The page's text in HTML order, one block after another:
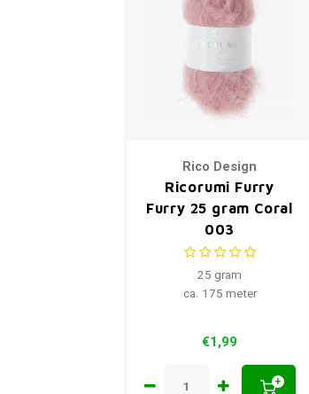
Rico Design
Ricorumi Furry
Furry 25 gram Coral
003
25 gram
ca. 175 meter
€1,99
+